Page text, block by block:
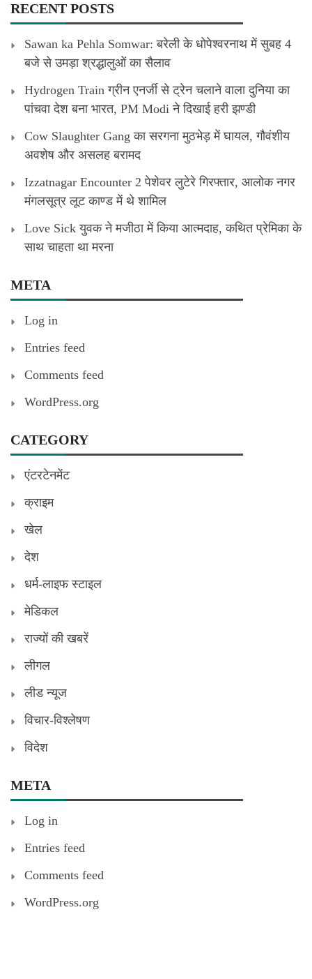
RECENT POSTS
Sawan ka Pehla Somwar: बरेली के धोपेश्वरनाथ में सुबह 4
बजे से उमड़ा श्रद्धालुओं का सैलाव
Hydrogen Train ग्रीन एनर्जी से ट्रेन चलाने वाला दुनिया का
पांचवा देश बना भारत, PM Modi ने दिखाई हरी झण्डी
Cow Slaughter Gang का सरगना मुठभेड़ में घायल, गौवंशीय
अवशेष और असलह बरामद
Izzatnagar Encounter 2 पेशेवर लुटेरे गिरफ्तार, आलोक नगर
मंगलसूत्र लूट काण्‍ड में थे शामिल
Love Sick युवक ने मजीठा में किया आत्मदाह, कथित प्रेमिका के
साथ चाहता था मरना
META
Log in
Entries feed
Comments feed
WordPress.org
CATEGORY
एंटरटेनमेंट
क्राइम
खेल
देश
धर्म-लाइफ स्टाइल
मेडिकल
राज्यों की खबरें
लीगल
लीड न्यूज
विचार-विश्लेषण
विदेश
META
Log in
Entries feed
Comments feed
WordPress.org